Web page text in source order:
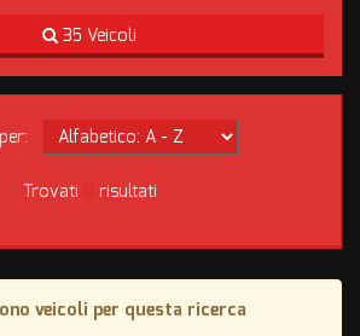
35 Veicoli
Trovati risultati
veicoli per questa ricerca